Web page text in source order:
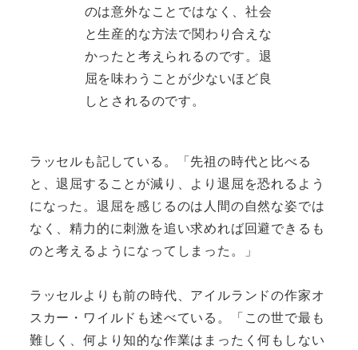
のは意外なことではなく、社会
と生産的な方法で関わり合えな
かったと考えられるのです。退
屈を味わうことが少ないほど良
しとされるのです。
ラッセルも記している。「先祖の時代と比べる
と、退屈することが減り、より退屈を恐れるよう
になった。退屈を感じるのは人間の自然な姿では
なく、精力的に刺激を追い求めれば回避できるも
のと考えるようになってしまった。」
ラッセルよりも前の時代、アイルランドの作家オ
スカー・ワイルドも述べている。「この世で最も
難しく、何より知的な作業はまったく何もしない